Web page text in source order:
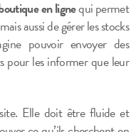
en lignequi permet
aussi de gérer les stocks
pouvoir envoyer des
pour les informer que leur
Elle doit être fluide et